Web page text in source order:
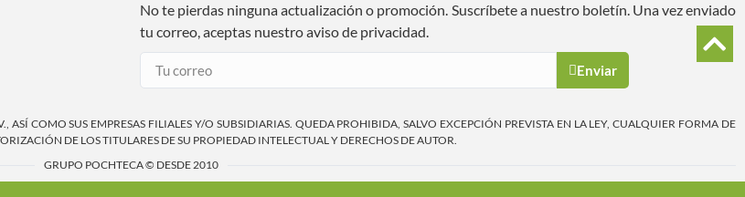
No te pierdas ninguna actualización o promoción. Suscríbete a nuestro boletín. Una vez enviado
tu correo, aceptas nuestro aviso de privacidad.
Enviar
COMO SUS EMPRESAS FILIALES Y/O SUBSIDIARIAS. QUEDA PROHIBIDA, SALVO EXCEPCIÓN PREVISTA EN LA LEY, CUALQUIER FORMA DE
DE LOS TITULARES DE SU PROPIEDAD INTELECTUAL Y DERECHOS DE AUTOR.
GRUPO POCHTECA © DESDE 2010